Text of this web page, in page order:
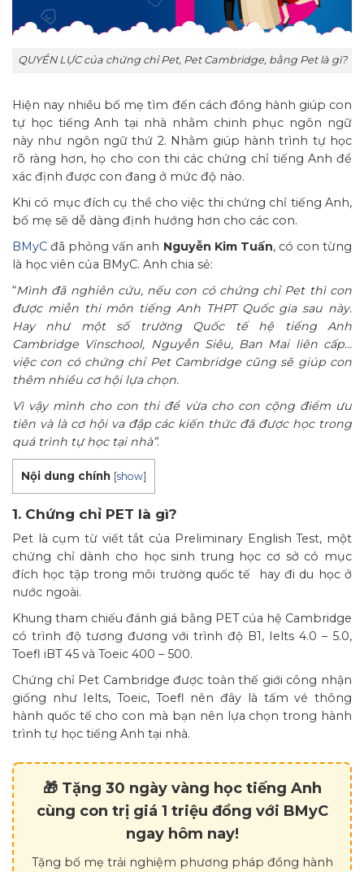
QUYỀN LỰC của chứng chỉ Pet, Pet Cambridge, bằng Pet là gì?
Hiện nay nhiều bố mẹ tìm đến cách đồng hành giúp con
tự học tiếng Anh tại nhà nhằm chinh phục ngôn ngữ
này như ngôn ngữ thứ 2. Nhằm giúp hành trình tự học
rõ ràng hơn, họ cho con thi các chứng chỉ tiếng Anh để
xác định được con đang ở mức độ nào.
Khi có mục đích cụ thể cho việc thi chứng chỉ tiếng Anh,
bố mẹ sẽ dễ dàng định hướng hơn cho các con.
BMyC đã phỏng vấn anh Nguyễn Kim Tuấn, có con từng
là học viên của BMyC. Anh chia sẻ:
“Mình đã nghiên cứu, nếu con có chứng chỉ Pet thì con
được miễn thi môn tiếng Anh THPT Quốc gia sau này.
Hay như một số trường Quốc tế hệ tiếng Anh
Cambridge Vinschool, Nguyễn Siêu, Ban Mai liên cấp…
việc con có chứng chỉ Pet Cambridge cũng sẽ giúp con
thêm nhiều cơ hội lựa chọn.
Vì vậy mình cho con thi để vừa cho con cộng điểm ưu
tiên và là cơ hội va đập các kiến thức đã được học trong
quá trình tự học tại nhà”.
Nội dung chính [show]
1. Chứng chỉ PET là gì?
Pet là cụm từ viết tắt của Preliminary English Test, một
chứng chỉ dành cho học sinh trung học cơ sở có mục
đích học tập trong môi trường quốc tế hay đi du học ở
nước ngoài.
Khung tham chiếu đánh giá bằng PET của hệ Cambridge
có trình độ tương đương với trình độ B1, Ielts 4.0 – 5.0,
Toefl iBT 45 và Toeic 400 – 500.
Chứng chỉ Pet Cambridge được toàn thế giới công nhận
giống như Ielts, Toeic, Toefl nên đây là tấm vé thông
hành quốc tế cho con mà bạn nên lựa chọn trong hành
trình tự học tiếng Anh tại nhà.
🎁 Tặng 30 ngày vàng học tiếng Anh
cùng con trị giá 1 triệu đồng với BMyC
ngay hôm nay!
Tặng bố mẹ trải nghiệm phương pháp đồng hành